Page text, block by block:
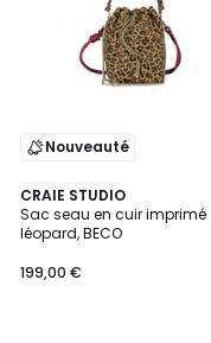
Nouveauté
CRAIE STUDIO
Sac seau en cuir imprimé
léopard, BECO
199,00 €